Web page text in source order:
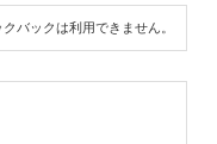
クバックは利用できません。